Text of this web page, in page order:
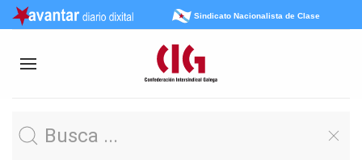
Sindicato Nacionalista de Clase